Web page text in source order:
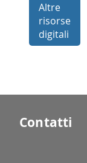
Altre
risorse
digitali
Contatti